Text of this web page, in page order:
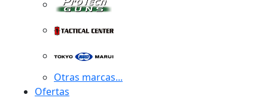
Otras marcas...
Ofertas